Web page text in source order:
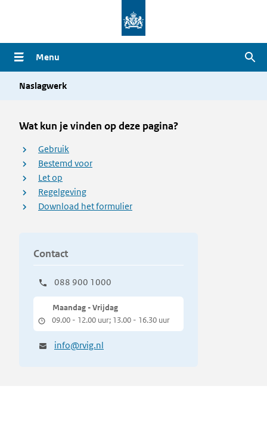
naar
de
inhoud
Menu
Naslagwerk
Wat kun je vinden op deze pagina?
Gebruik
Bestemd voor
Let op
Regelgeving
Download het formulier
Contact
088 900 1000
Maandag - Vrijdag
09.00 - 12.00 uur; 13.00 - 16.30 uur
info@rvig.nl